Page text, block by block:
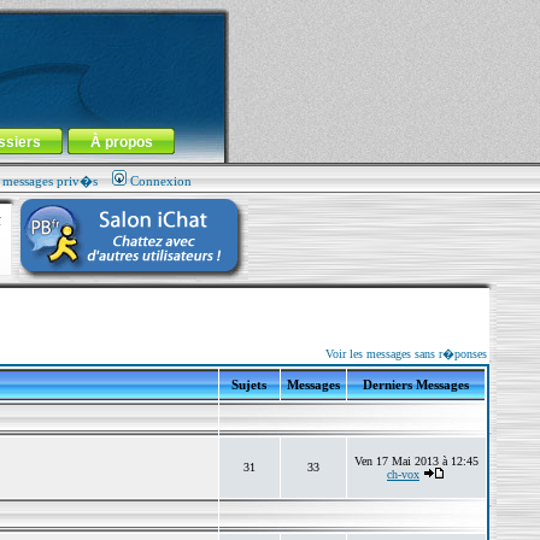
À propos
priv�s Connexion
Voir les messages sans r�ponses
Sujets Messages Derniers Messages
31 33
Ven 17 Mai 2013 à 12:45
ch-vox